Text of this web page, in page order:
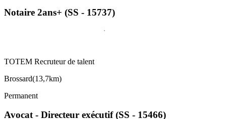
Notaire 2ans+ (SS - 15737)
TOTEM Recruteur de talent
Brossard(13,7km)
Permanent
Avocat - Directeur exécutif (SS - 15466)